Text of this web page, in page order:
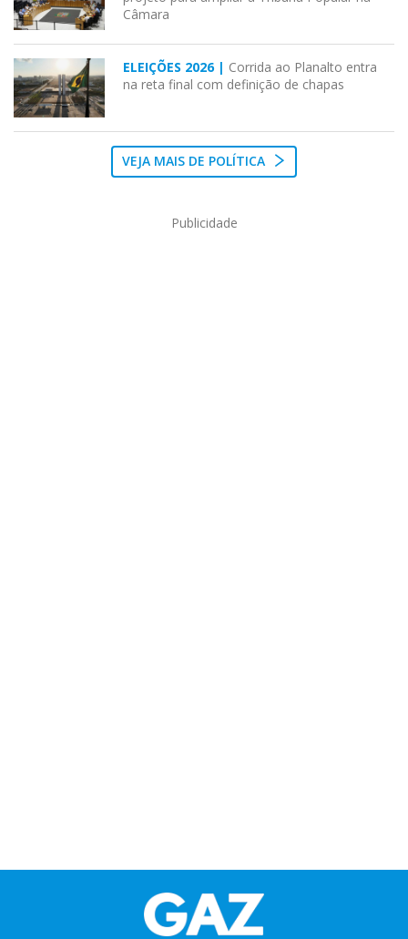
Câmara
ELEIÇÕES 2026 | Corrida ao Planalto entra
na reta final com definição de chapas
VEJA MAIS DE POLÍTICA
Publicidade